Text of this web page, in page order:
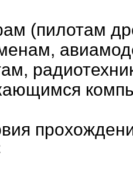
(пилотам